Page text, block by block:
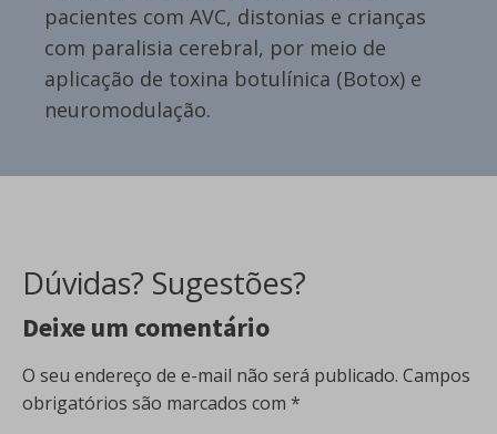
pacientes com AVC, distonias e crianças
com paralisia cerebral, por meio de
aplicação de toxina botulínica (Botox) e
neuromodulação.
Dúvidas? Sugestões?
Deixe um comentário
O seu endereço de e-mail não será publicado. Campos
obrigatórios são marcados com *